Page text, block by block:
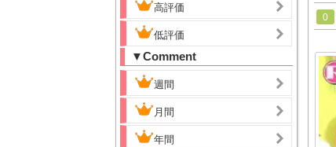
高評価
低評価
▼Comment
週間
月間
年間
0